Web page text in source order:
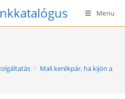
Menu
> Mali kerékpár, ha kijön a jó